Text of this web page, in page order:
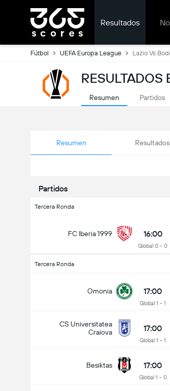
Resultados
Fútbol UEFA Europa League Lazio Vs
RESULTADOS
Resumen Partidos
Resumen Resultados
Partidos
Tercera Ronda
FC Iberia 1999 16:00
Global 0 - 0
Tercera Ronda
Omonia 17:00
Global 1 - 1
CS Universitatea
Craiova
17:00
Global 1 - 1
Besiktas 17:00
Global 1 - 0